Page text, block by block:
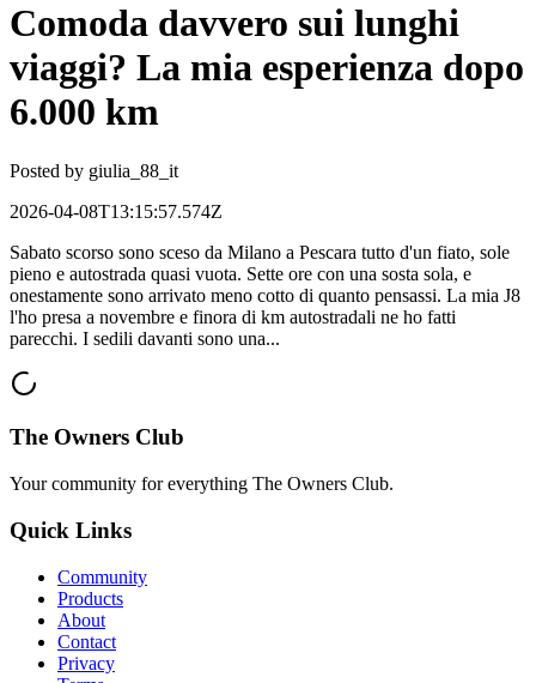
Comoda davvero sui lunghi
viaggi? La mia esperienza dopo
6.000 km
Posted by giulia_88_it
2026-04-08T13:15:57.574Z
Sabato scorso sono sceso da Milano a Pescara tutto d'un fiato, sole
pieno e autostrada quasi vuota. Sette ore con una sosta sola, e
onestamente sono arrivato meno cotto di quanto pensassi. La mia J8
l'ho presa a novembre e finora di km autostradali ne ho fatti
parecchi. I sedili davanti sono una...
The Owners Club
Your community for everything The Owners Club.
Quick Links
Community
Products
About
Contact
Privacy